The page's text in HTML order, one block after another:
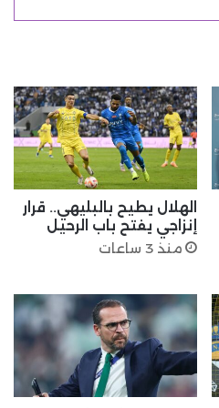
الهلال يطيح بالبليهي.. قرار
إنزاجي يفتح باب الرحيل
منذ 3 ساعات